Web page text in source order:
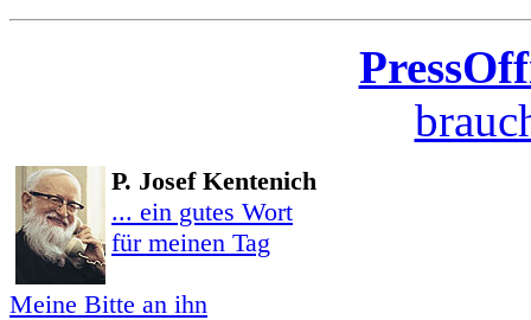
P. Josef Kentenich
... ein gutes Wort
für meinen Tag
Meine Bitte an ihn